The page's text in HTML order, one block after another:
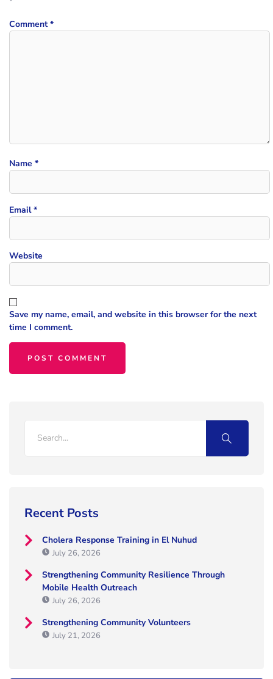
Recent Posts
Cholera Response Training in El Nuhud
July 26, 2026
Strengthening Community Resilience Through
Mobile Health Outreach
July 26, 2026
Strengthening Community Volunteers
July 21, 2026
Comment*
Name *
Email*
Website
Save my name, email, and website in this browser for the next
time I comment.